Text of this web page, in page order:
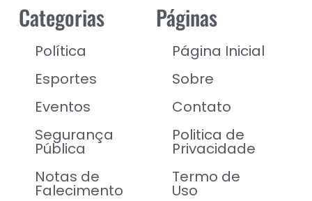
Categorias
Política
Esportes
Eventos
Segurança
Pública
Notas de
Falecimento
Páginas
Página Inicial
Sobre
Contato
Politica de
Privacidade
Termo de
Uso